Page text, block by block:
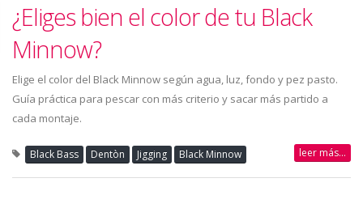
¿Eliges bien el color de tu Black
Minnow?
Elige el color del Black Minnow según agua, luz, fondo y pez pasto.
Guía práctica para pescar con más criterio y sacar más partido a
cada montaje.
Black Bass Dentòn Jigging Black Minnow leer más...